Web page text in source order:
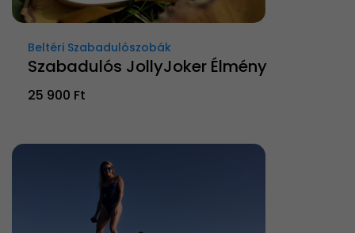
Beltéri Szabadulószobák
Szabadulós JollyJoker Élmény
25 900 Ft